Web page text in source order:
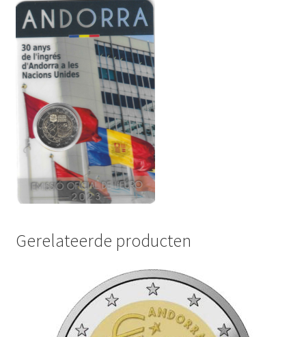
Gerelateerde producten